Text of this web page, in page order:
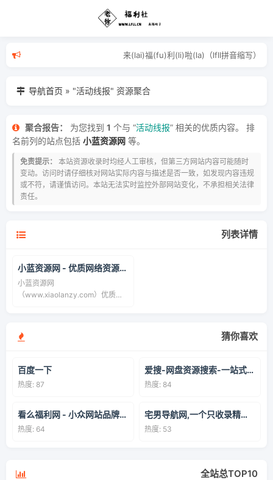
来(lai)福(fu)利(li)啦(la)（lfll拼音缩写）
导航首页 » "活动线报" 资源聚合
聚合报告： 为您找到 1 个与 “活动线报” 相关的优质内容。 排
名前列的站点包括 小蓝资源网 等。
免责提示：
本站资源收录时均经人工审核，但第三方网站内容可能随时
变动。访问时请仔细核对网站实际内容与描述是否一致，如发现内容违规
或不符，请谨慎访问。本站无法实时监控外部网站变化，不承担相关法律
责任。
列表详情
小蓝资源网 - 优质网络资源分享平台
小蓝资源网
（www.xiaolanzy.com）优质网
载站。
猜你喜欢
百度一下
热度: 87
爱搜-网盘资源搜索-一站式网盘资源搜索，阿里夸克百度迅雷UC全聚合
热度: 84
看么福利网 - 小众网站品牌导航网/个人自用书签|爱美儿信息科技有限公司
热度: 64
宅男导航网,一个只收录精选的技术导航网站
热度: 53
全站总TOP10